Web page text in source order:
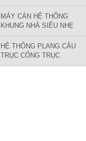
MÁY CÁN HỆ THỐNG
KHUNG NHÀ SIÊU NHẸ
HỆ THỐNG PLANG CẨU
TRỤC CỔNG TRỤC